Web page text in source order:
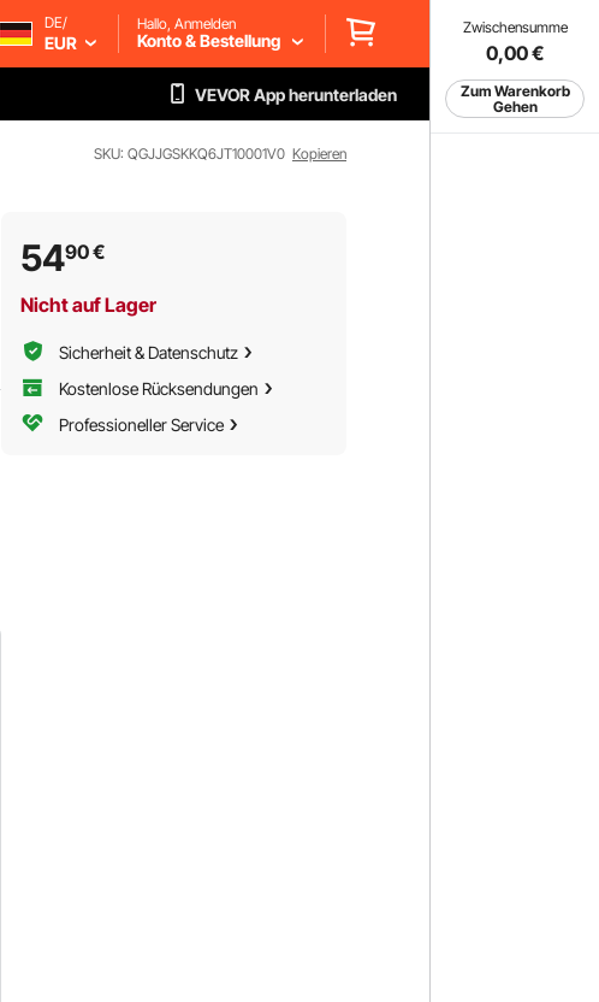
Zwischensumme
0,00€
Zum Warenkorb
Gehen
DE/
EUR
Hallo, Anmelden
Konto & Bestellung
VEVOR App herunterladen
SKU: QGJJGSKKQ6JT10001V0 Kopieren
5490€
Nicht auf Lager
Sicherheit & Datenschutz
Kostenlose Rücksendungen
Professioneller Service